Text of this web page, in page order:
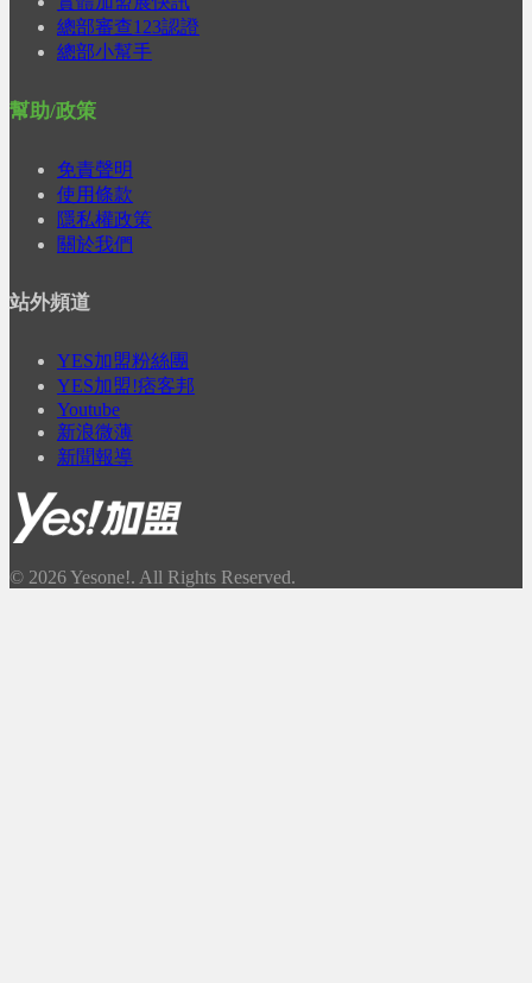
總部審查123認證
總部小幫手
幫助/政策
免責聲明
使用條款
隱私權政策
關於我們
站外頻道
YES加盟粉絲團
YES加盟!痞客邦
Youtube
新浪微薄
新聞報導
© 2026 Yesone!. All Rights Reserved.